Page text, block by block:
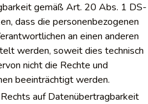
gemäß Art. 20 Abs. 1 DS-
dass die personenbezogenen
an einen anderen
werden, soweit dies technisch
nicht die Rechte und
beeinträchtigt werden.
auf Datenübertragbarkeit